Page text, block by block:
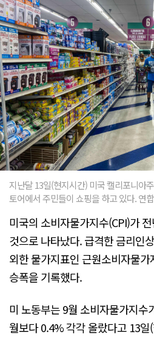
지난달 13일(현지시간) 미국 캘리포니아
토어에서 주민들이 쇼핑을 하고 있다. 연
미국의 소비자물가지수(CPI)가
것으로 나타났다. 급격한 금리인
외한 물가지표인 근원소비자물
승폭을 기록했다.
미 노동부는 9월 소비자물가지수
월보다 0.4% 각각 올랐다고 13